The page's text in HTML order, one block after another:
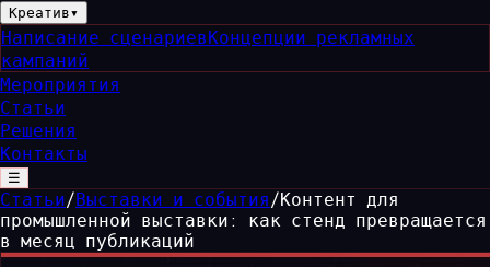
Креатив▾
Написание сценариев Концепции рекламных
кампаний
Мероприятия
Статьи
Решения
Контакты
☰
Статьи/Выставки и события/Контент для
промышленной выставки: как стенд превращается
в месяц публикаций